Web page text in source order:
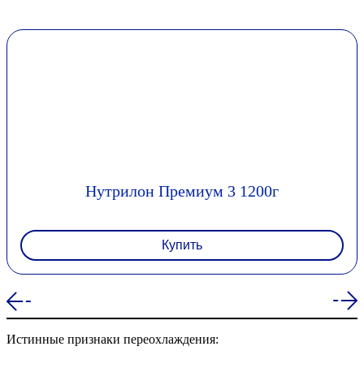
Нутрилон Премиум 3 1200г
Купить
Истинные признаки переохлаждения: